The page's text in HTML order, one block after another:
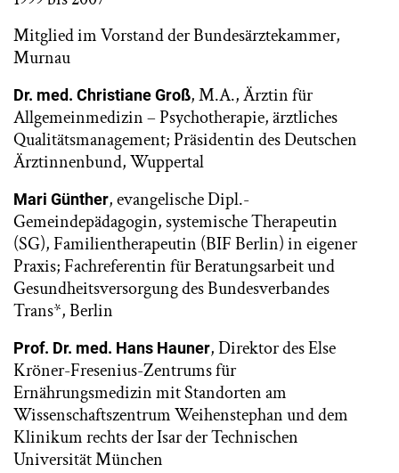
Mitglied im Vorstand der Bundesärztekammer,
Murnau
Dr. med. Christiane Groß, M.A., Ärztin für
Allgemeinmedizin – Psychotherapie, ärztliches
Qualitätsmanagement; Präsidentin des Deutschen
Ärztinnenbund, Wuppertal
Mari Günther, evangelische Dipl.-
Gemeindepädagogin, systemische Therapeutin
(SG), Familientherapeutin (BIF Berlin) in eigener
Praxis; Fachreferentin für Beratungsarbeit und
Gesundheitsversorgung des Bundesverbandes
Trans*, Berlin
Prof. Dr. med. Hans Hauner, Direktor des Else
Kröner-Fresenius-Zentrums für
Ernährungsmedizin mit Standorten am
Wissenschaftszentrum Weihenstephan und dem
Klinikum rechts der Isar der Technischen
Universität München